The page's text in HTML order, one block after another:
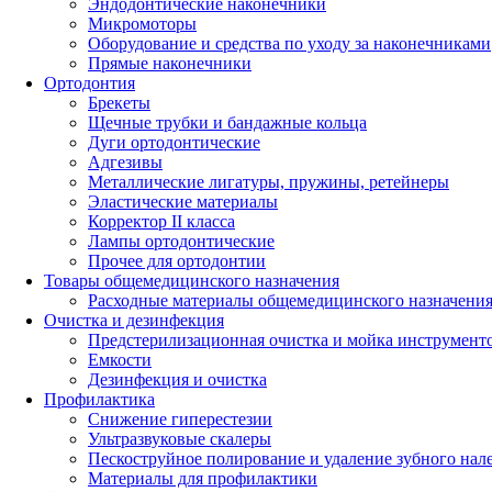
Микромоторы
Оборудование и средства по уходу за наконечниками
Прямые наконечники
Ортодонтия
Брекеты
Щечные трубки и бандажные кольца
Дуги ортодонтические
Адгезивы
Металлические лигатуры, пружины, ретейнеры
Эластические материалы
Корректор II класса
Лампы ортодонтические
Прочее для ортодонтии
Товары общемедицинского назначения
Расходные материалы общемедицинского назначения
Очистка и дезинфекция
Предстерилизационная очистка и мойка
Емкости
Дезинфекция и очистка
Профилактика
Снижение гиперестезии
Ультразвуковые скалеры
Пескоструйное полирование и удаление зубного
Материалы для профилактики